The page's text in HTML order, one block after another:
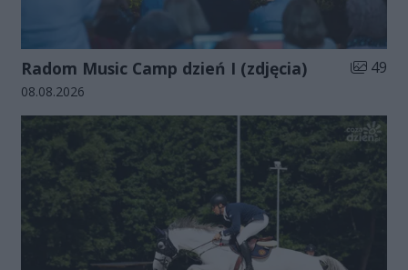
Radom Music Camp dzień I (zdjęcia) Liczba
49
Data dodania galerii:
08.08.2026